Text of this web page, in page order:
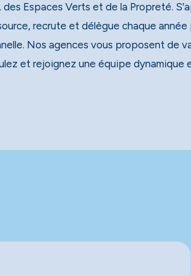
la Propreté. S’appuyant sur un réseau national de 40 agences, dont 13 en
recrute et délègue chaque
Nos agences vous proposent de
et rejoignez une équipe dynamique